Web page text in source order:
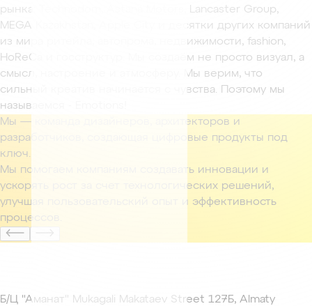
рынка: Technodom, Astana Motors, Lancaster Group,
MEGA Kazakhstan, Apple City и десятки других компаний
из мира ритейла, автопрома, недвижимости, fashion,
HoReCa и госструктур. Мы создаём не просто визуал, а
смысл, настроение и атмосферу. Мы верим, что
сильный креатив начинается с чувства. Поэтому мы
называемся - Emotions!
Мы — команда дизайнеров, архитекторов и
разработчиков, создающая цифровые продукты под
ключ.
Мы помогаем компаниям создавать инновации и
ускорять рост за счет технологических решений,
улучшая пользовательский опыт и эффективность
процессов.
Б/Ц "Аманат" Mukagali Makataev Street 127Б, Almaty